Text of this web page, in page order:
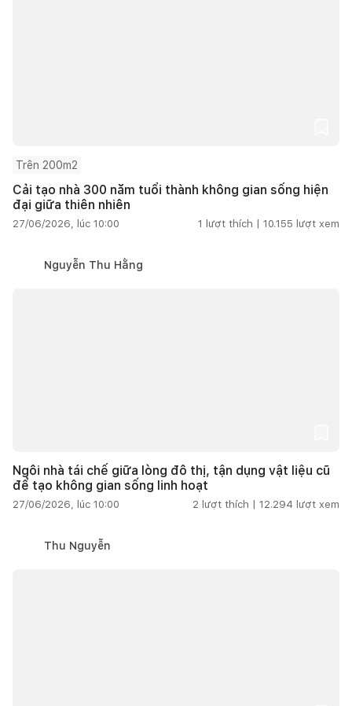
Trên 200m2
Cải tạo nhà 300 năm tuổi thành không gian sống hiện
đại giữa thiên nhiên
27/06/2026, lúc 10:00 1 lượt thích | 10.155 lượt xem
Nguyễn Thu Hằng
Ngôi nhà tái chế giữa lòng đô thị, tận dụng vật liệu cũ
để tạo không gian sống linh hoạt
27/06/2026, lúc 10:00 2 lượt thích | 12.294 lượt xem
Thu Nguyễn